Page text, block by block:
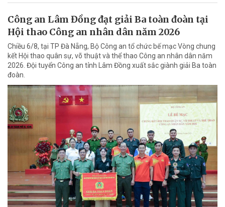
Công an Lâm Đồng đạt giải Ba toàn đoàn tại
Hội thao Công an nhân dân năm 2026
Chiều 6/8, tại TP Đà Nẵng, Bộ Công an tổ chức bế mạc Vòng chung
kết Hội thao quân sự, võ thuật và thể thao Công an nhân dân năm
2026. Đội tuyển Công an tỉnh Lâm Đồng xuất sắc giành giải Ba toàn
đoàn.